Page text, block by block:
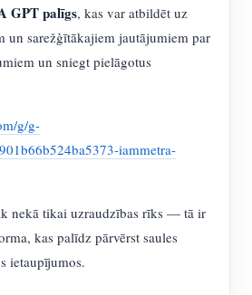
GPT palīgs, kas var atbildēt uz
un sarežģītākajiem jautājumiem par
un sniegt pielāgotus
g/g-
iammetra-
nekā tikai uzraudzības rīks — tā ir
kas palīdz pārvērst saules
ietaupījumos.